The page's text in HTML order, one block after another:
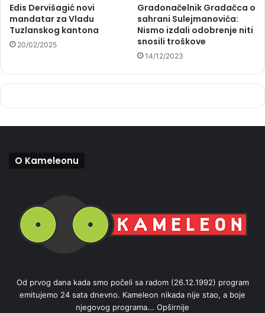
Edis Dervišagić novi
mandatar za Vladu
Tuzlanskog kantona
20/02/2025
Gradonačelnik Gradačca o
sahrani Sulejmanovića:
Nismo izdali odobrenje niti
snosili troškove
14/12/2023
O Kameleonu
Od prvog dana kada smo počeli sa radom (26.12.1992) program
emitujemo 24 sata dnevno. Kameleon nikada nije stao, a boje
njegovog programa... Opširnije